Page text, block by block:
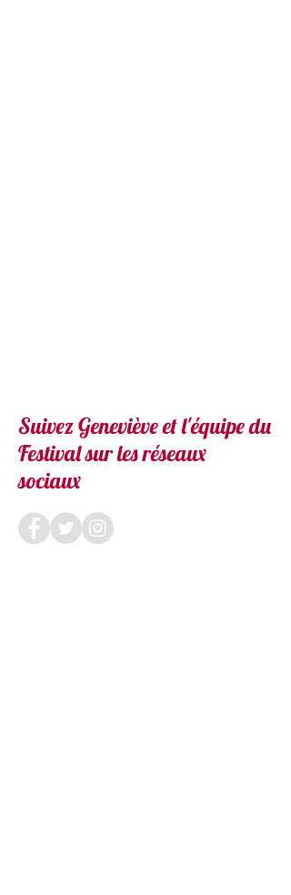
Suivez Geneviève et l'équipe du
Festival sur les réseaux
sociaux